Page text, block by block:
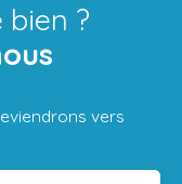
bien ?
vers